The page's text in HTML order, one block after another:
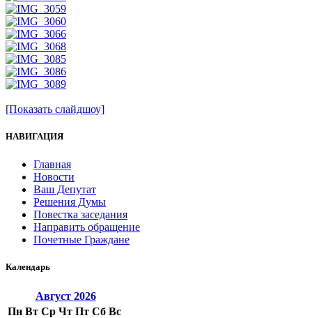
[Показать слайдшоу]
НАВИГАЦИЯ
Главная
Новости
Ваш Депутат
Решения Думы
Повестка заседания
Направить обращение
Почетные Граждане
Календарь
Август 2026
Пн Вт Ср Чт Пт Сб Вс